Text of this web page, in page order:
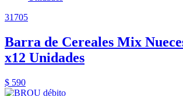
31705
Barra de Cereales Mix
x12 Unidades
$ 590